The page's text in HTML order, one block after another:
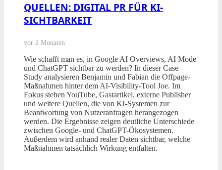
QUELLEN: DIGITAL PR FÜR KI-
SICHTBARKEIT
vor 2 Monaten
Wie schafft man es, in Google AI Overviews, AI Mode
und ChatGPT sichtbar zu werden? In dieser Case
Study analysieren Benjamin und Fabian die Offpage-
Maßnahmen hinter dem AI-Visibility-Tool Joe. Im
Fokus stehen YouTube, Gastartikel, externe Publisher
und weitere Quellen, die von KI-Systemen zur
Beantwortung von Nutzeranfragen herangezogen
werden. Die Ergebnisse zeigen deutliche Unterschiede
zwischen Google- und ChatGPT-Ökosystemen.
Außerdem wird anhand realer Daten sichtbar, welche
Maßnahmen tatsächlich Wirkung entfalten.